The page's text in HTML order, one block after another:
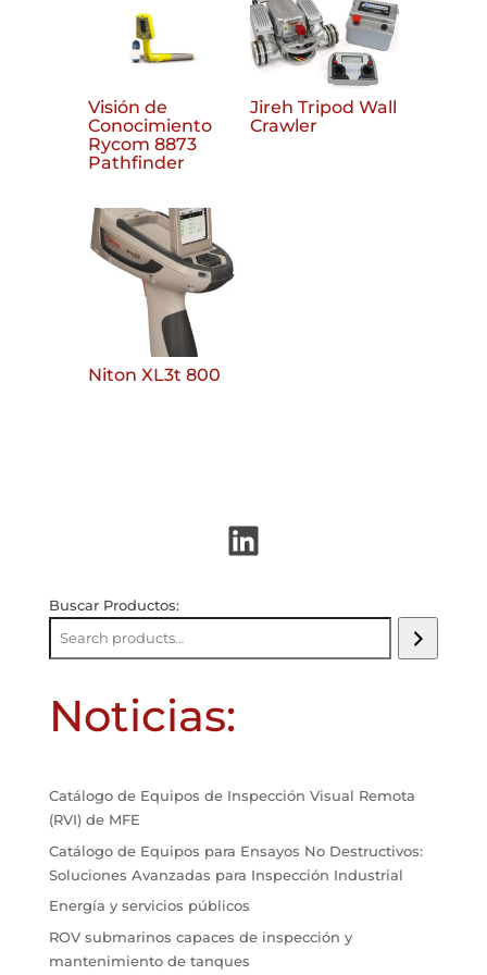
Visión de
Conocimiento
Rycom 8873
Pathfinder
Jireh Tripod Wall
Crawler
Niton XL3t 800
LinkedIn
Buscar Productos:
Noticias:
Catálogo de Equipos de Inspección Visual Remota
(RVI) de MFE
Catálogo de Equipos para Ensayos No Destructivos:
Soluciones Avanzadas para Inspección Industrial
Energía y servicios públicos
ROV submarinos capaces de inspección y
mantenimiento de tanques